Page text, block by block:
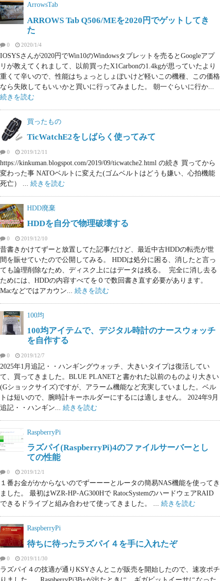
ArrowsTab
ARROWS Tab Q506/MEを2020円でゲットしてき
た
0 2020/1/4
IOSYSさんが2020円でWin10のWindowsタブレットを売るとGoogleアプ
リが教えてくれまして、以前買ったX1Carbonの1.4kgが思っていたより
重くて辛いので、性能はちょっとしょぼいけど軽いこの機種、この価格
なら失敗してもいいかと買いに行ってみました。 朝一ぐらいに行か...
続きを読む
買ったもの
TicWatchE2をしばらく使ってみて
0 2019/12/11
https://kinkuman.blogspot.com/2019/09/ticwatche2.html の続き 買ってから
変わった事 NATOベルトに変えた(ゴムベルトはどうも嫌い、心拍機能
死亡） ... 続きを読む
HDD廃棄
HDDを自分で物理破壊する
0 2019/12/10
昔書きかけてずーと放置してた記事だけど、最近中古HDDの転売が世
間を賑せていたので公開してみる。 HDDは処分に困る、消したと言っ
ても論理削除なため、ディスク上にはデータは残る。 完全に消し去る
ためには、HDDの内容すべてを０で数回書き直す必要があります。
Macなどではアカウン... 続きを読む
100均
100均アイテムで、デジタル時計のナースウォッチ
を自作する
0 2019/12/7
2025年1月追記・・ハンギングウォッチ、大きいタイプは復活してい
て、買ってきました。BLUE PLANETと書かれた以前のものより大きい
(Gショックサイズ)ですが、アラーム機能など充実していました。ベル
トは短いので、腕時計キーホルダーにするには適しません。 2024年9月
追記・・ハンギン... 続きを読む
RaspberryPi
ラズパイ(RaspberryPi)4のファイルサーバーとし
ての性能
0 2019/12/1
１番お金がかからないのでずーーーとルータの簡易NAS機能を使ってき
ました。 最初はWZR-HP-AG300Hで RatocSystemのハードウェアRAID
できるドライブと組み合わせて使ってきました。 ... 続きを読む
RaspberryPi
待ちに待ったラズパイ４を手に入れたぞ
0 2019/11/30
ラズパイ４の技適が通りKSYさんとこが販売を開始したので、速攻ポチ